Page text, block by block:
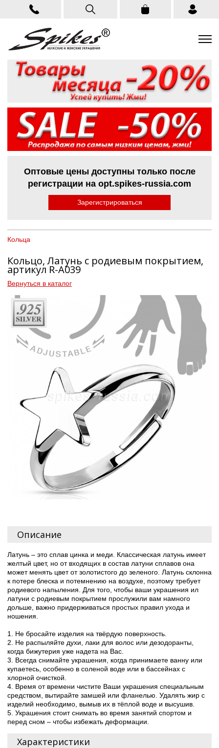
Оптовые цены доступны только после
регистрации на opt.spikes-russia.com
Зарегистрироваться
Кольца
Кольцо, Латунь с родиевым покрытием,
артикул R-A039
Вернуться в каталог
Описание
Латунь – это сплав цинка и меди. Классическая латунь имеет
желтый цвет, но от входящих в состав латуни сплавов она
может менять цвет от золотистого до зеленого. Латунь склонна
к потере блеска и потемнению на воздухе, поэтому требует
родиевого напыления. Для того, чтобы ваши украшения ил
латуни с родиевым покрытием прослужили вам намного
дольше, важно придерживаться простых правил ухода и
ношения.
1. Не бросайте изделия на твёрдую поверхность.
2. Не распыляйте духи, лаки для волос или дезодоранты,
когда бижутерия уже надета на Вас.
3. Всегда снимайте украшения, когда принимаете ванну или
купаетесь, особенно в соленой воде или в бассейнах с
хлорной очисткой.
4. Время от времени чистите Ваши украшения специальным
средством, вытирайте замшей или фланелью. Удалять жир с
изделий необходимо, вымыв их в тёплой воде и высушив.
5. Украшения стоит снимать во время занятий спортом и
перед сном – чтобы избежать деформации.
Характеристики